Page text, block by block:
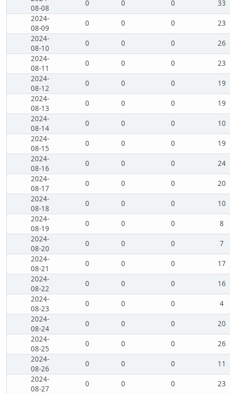
08-08
0 0 0
33
2024-
08-09
0 0 0
23
2024-
08-10
0 0 0
26
2024-
08-11
0 0 0
23
2024-
08-12
0 0 0
19
2024-
08-13
0 0 0
19
2024-
08-14
0 0 0
10
2024-
08-15
0 0 0
19
2024-
08-16
0 0 0
24
2024-
08-17
0 0 0
20
2024-
08-18
0 0 0
10
2024-
08-19
0 0 0
8
2024-
08-20
0 0 0
7
2024-
08-21
0 0 0
17
2024-
08-22
0 0 0
16
2024-
08-23
0 0 0
4
2024-
08-24
0 0 0
20
2024-
08-25
0 0 0
26
2024-
08-26
0 0 0
11
2024-
08-27
0 0 0
23